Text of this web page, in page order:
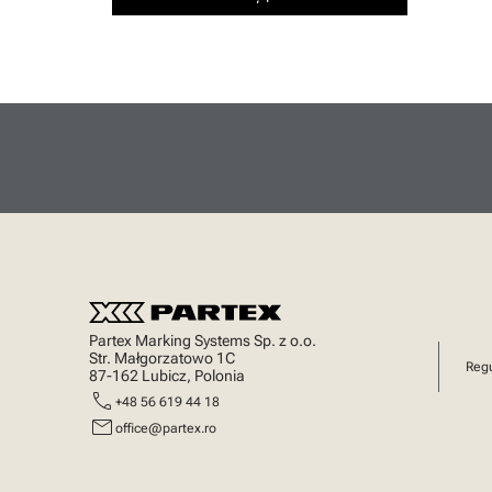
Partex Marking Systems Sp. z o.o.
Str. Małgorzatowo 1C
87-162 Lubicz, Polonia
call +48 56 619 44 18
mail office@partex.ro